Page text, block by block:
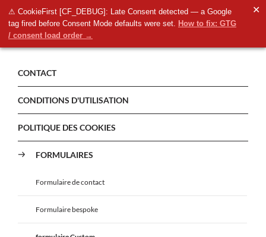
⚠ CookieFirst [CF_DEBUG]: Late Consent detected — a Google
tag fired before Consent Mode defaults were set. How to fix: GTG
/ consent load order →
✕
CONTACT
CONDITIONS D'UTILISATION
POLITIQUE DES COOKIES
FORMULAIRES
Formulaire de contact
Formulaire bespoke